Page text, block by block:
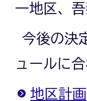
一地区、
今後の決
ュールに
地区計画